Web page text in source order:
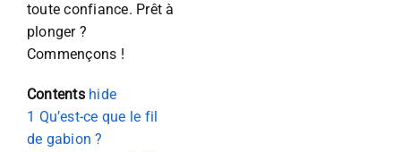
toute confiance. Prêt à
plonger ?
Commençons !
Contents hide
1 Qu’est-ce que le fil
de gabion ?